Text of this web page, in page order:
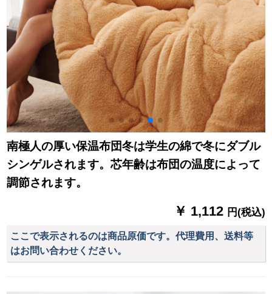
南極人の厚い保温布団冬は学生の綿で冬にダブル
シンゲルされます。芯年齢は布団の温度によって
調節されます。
￥ 1,112 円(税込)
ここで表示されるのは商品原価です。代理費用、送料等
はお問い合わせください。